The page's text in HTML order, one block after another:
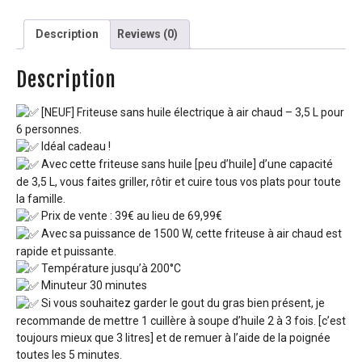
Description Reviews (0)
Description
[NEUF] Friteuse sans huile électrique à air chaud – 3,5 L pour
6 personnes.
Idéal cadeau !
Avec cette friteuse sans huile [peu d’huile] d’une capacité
de 3,5 L, vous faites griller, rôtir et cuire tous vos plats pour toute
la famille.
Prix de vente : 39€ au lieu de 69,99€
Avec sa puissance de 1500 W, cette friteuse à air chaud est
rapide et puissante.
Température jusqu’à 200°C
Minuteur 30 minutes
Si vous souhaitez garder le gout du gras bien présent, je
recommande de mettre 1 cuillère à soupe d’huile 2 à 3 fois. [c’est
toujours mieux que 3 litres] et de remuer à l’aide de la poignée
toutes les 5 minutes.